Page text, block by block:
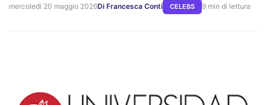
mercoledì 20 maggio 2026Di Francesca Conti CELEBS 9 min di lettura